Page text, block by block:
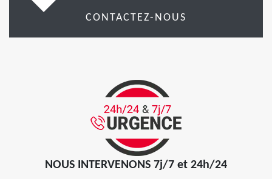
CONTACTEZ-NOUS
NOUS INTERVENONS 7j/7 et 24h/24